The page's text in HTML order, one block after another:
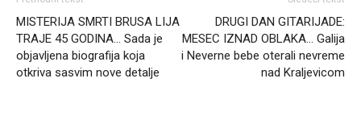
MISTERIJA SMRTI BRUSA LIJA
TRAJE 45 GODINA… Sada je
objavljena biografija koja
otkriva sasvim nove detalje
DRUGI DAN GITARIJADE:
MESEC IZNAD OBLAKA… Galija
i Neverne bebe oterali nevreme
nad Kraljevicom